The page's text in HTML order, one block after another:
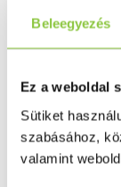
Beleegyezés
Ez a weboldal
Sütiket
szabásához,
valamint
Női